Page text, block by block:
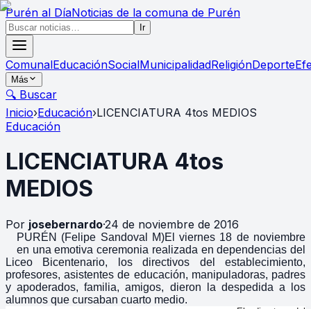
Purén al DíaNoticias de la comuna de Purén
Ir
ComunalEducaciónSocialMunicipalidadReligiónDeporte
Más
🔍 Buscar
Inicio›Educación›LICENCIATURA 4tos MEDIOS
Educación
LICENCIATURA 4tos
MEDIOS
Por josebernardo·24 de noviembre de 2016
PURÉN (Felipe Sandoval M)El viernes 18 de noviembre
en una emotiva ceremonia realizada en dependencias del
Liceo Bicentenario, los directivos del establecimiento,
profesores, asistentes de educación, manipuladoras, padres
y apoderados, familia, amigos, dieron la despedida a los
alumnos que cursaban cuarto medio.